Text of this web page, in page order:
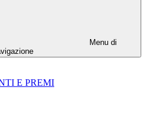
Menu di
E PREMI